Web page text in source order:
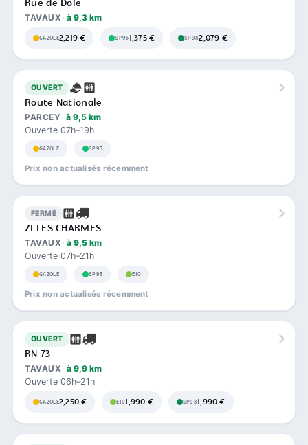
Rue de Dole
TAVAUX à 9,3 km
GAZOLE2,219 € SP951,375 € SP982,079 €
OUVERT
Route Nationale
PARCEY à 9,5 km
Ouverte 07h–19h
GAZOLE SP95
Prix non actualisés récemment
FERMÉ
ZI LES CHARMES
TAVAUX à 9,5 km
Ouverte 07h–21h
GAZOLE SP95 E10
Prix non actualisés récemment
OUVERT
RN 73
TAVAUX à 9,9 km
Ouverte 06h–21h
GAZOLE2,250 € E101,990 € SP981,990 €